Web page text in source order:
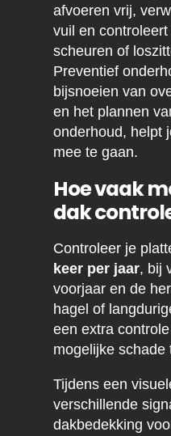
afvoeren vrij,
vuil en
scheuren of
Preventief
bijsnoeien van
en het plannen
onderhoud, helpt
mee te gaan.
Hoe vaak
dak
Controleer je
keer per jaar, bij
voorjaar en de
hagel of
een extra
mogelijke schade
Tijdens een
verschillende
dakbedekking